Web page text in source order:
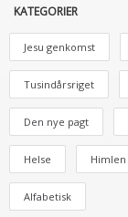
KATEGORIER
Jesu genkomst
Tusindårsriget
Den nye pagt
Helse Himlen
Alfabetisk